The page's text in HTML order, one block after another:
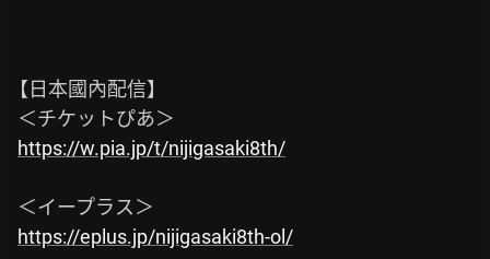
【日本國內配信】
https://w.pia.jp/t/nijigasaki8th/
https://eplus.jp/nijigasaki8th-ol/